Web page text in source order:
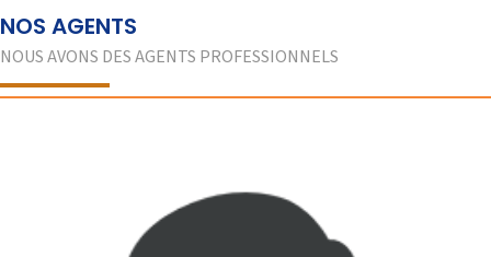
NOS AGENTS
NOUS AVONS DES AGENTS PROFESSIONNELS